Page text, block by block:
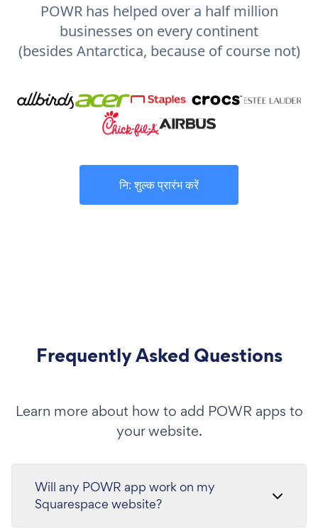
POWR has helped over a half million
businesses on every continent
(besides Antarctica, because of course not)
नि: शुल्क प्रारंभ करें
Frequently Asked Questions
Learn more about how to add POWR apps to
your website.
Will any POWR app work on my
Squarespace website?